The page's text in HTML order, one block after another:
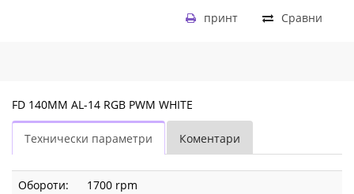
Сравни
принт
FD 140MM AL-14 RGB PWM WHITE
Технически параметри Коментари
Обороти:
1700 rpm